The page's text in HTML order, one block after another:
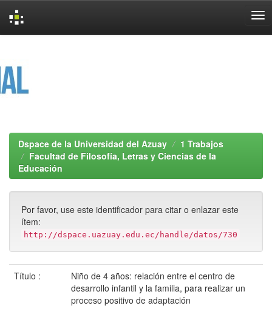
Dspace de la Universidad del Azuay
1 Trabajos
Facultad de Filosofía, Letras y Ciencias de la
Educación
Por favor, use este identificador para citar o enlazar este
ítem:
http://dspace.uazuay.edu.ec/handle/datos/730
Título :
Niño de 4 años: relación entre el centro de
desarrollo infantil y la familia, para realizar un
proceso positivo de adaptación